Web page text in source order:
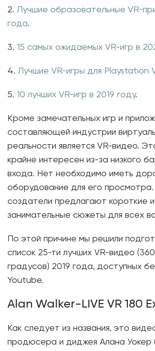
2. Лучшие образовательные VR-
года.
3. 15 самых ожидаемых VR-игр в
4. Лучшие VR-игры для Playstation
5. 10 лучших VR-игр в 2019 году.
Кроме замечательных игр и
составляющей индустрии
реальности является VR-видео.
крайне интересен из-за низкого
входа. Нет необходимо иметь
оборудование для его
создатели предлагают короткие и
занимательные сюжеты для всех
По этой причине мы решили
список 25-ти лучших VR-видео
градусов) 2019 года, доступных
Youtube.
Alan Walker-LIVE VR 180
Как следует из названия, это
продюсера и диджея Алана Уокер